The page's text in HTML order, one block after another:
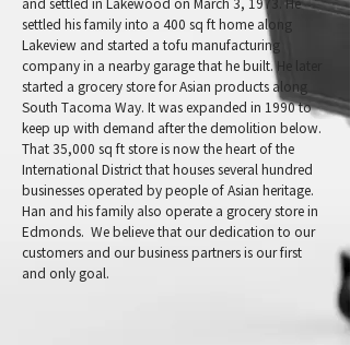
settled his family into a 400 sq ft home along
Lakeview and started a tofu manufacturing
company in a nearby garage that he built. He later
started a grocery store for Asian products along
South Tacoma Way. It was expanded in 1990 to
keep up with demand after the demolition below.
That 35,000 sq ft store is now the heart of the
International District that houses several hundred
businesses operated by people of Asian heritage.
Han and his family also operate a grocery store in
Edmonds. We believe that our dedication to our
customers and our business partners is our first
and only goal.